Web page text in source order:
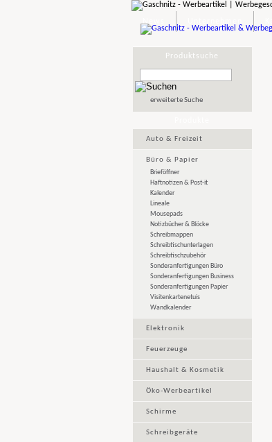
Produktsuche
erweiterte Suche
Auto & Freizeit
Büro & Papier
Brieföffner
Haftnotizen & Post-it
Kalender
Lineale
Mousepads
Notizbücher & Blöcke
Schreibmappen
Schreibtischunterlagen
Schreibtischzubehör
Sonderanfertigungen Büro
Sonderanfertigungen Business
Sonderanfertigungen Papier
Visitenkartenetuis
Wandkalender
Elektronik
Feuerzeuge
Haushalt & Kosmetik
Öko-Werbeartikel
Schirme
Schreibgeräte